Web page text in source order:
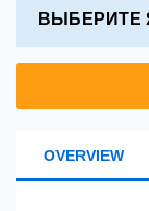
ВЫБЕРИТЕ
OVERVIEW